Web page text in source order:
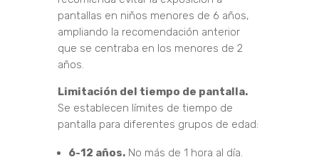
pantallas en niños menores de 6 años,
ampliando la recomendación anterior
que se centraba en los menores de 2
años.
Limitación del tiempo de pantalla.
Se establecen límites de tiempo de
pantalla para diferentes grupos de edad:
6-12 años.No más de 1 hora al día.